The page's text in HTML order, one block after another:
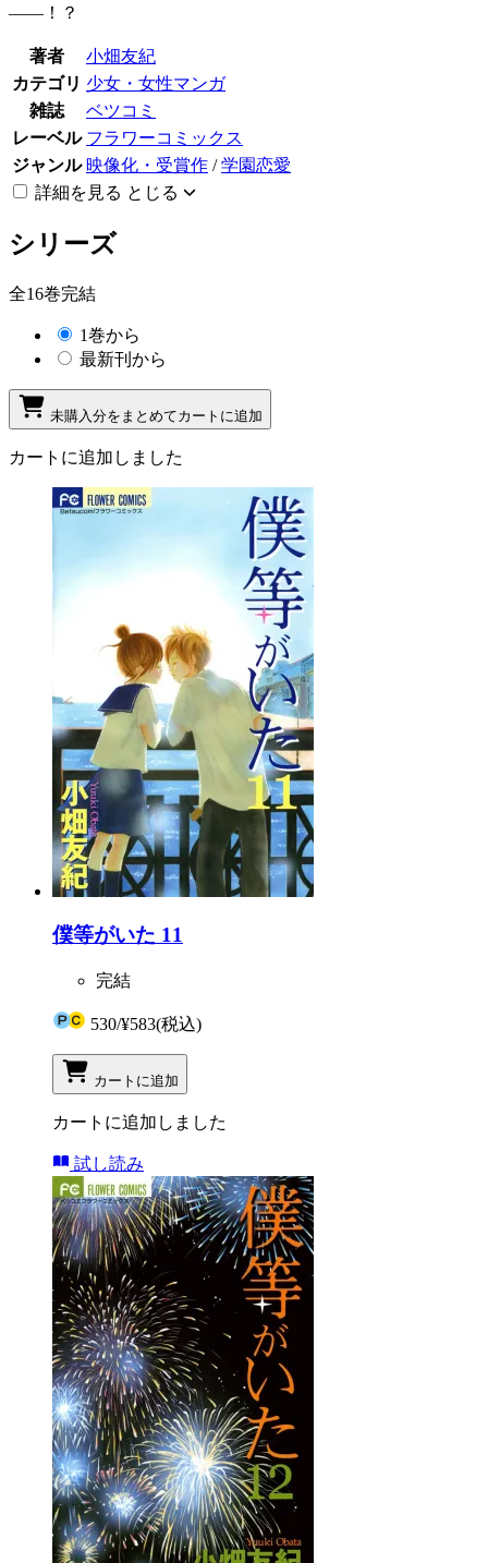
――！？
著者
小畑友紀
カテゴリ 少女・女性マンガ
雑誌
ベツコミ
レーベル フラワーコミックス
ジャンル 映像化・受賞作 /学園恋愛
詳細を見る とじる
シリーズ
全16巻完結
1巻から
最新刊から
未購入分をまとめてカートに追加
カートに追加しました
僕等がいた 11
完結
530/¥583(税込)
カートに追加
カートに追加しました
試し読み